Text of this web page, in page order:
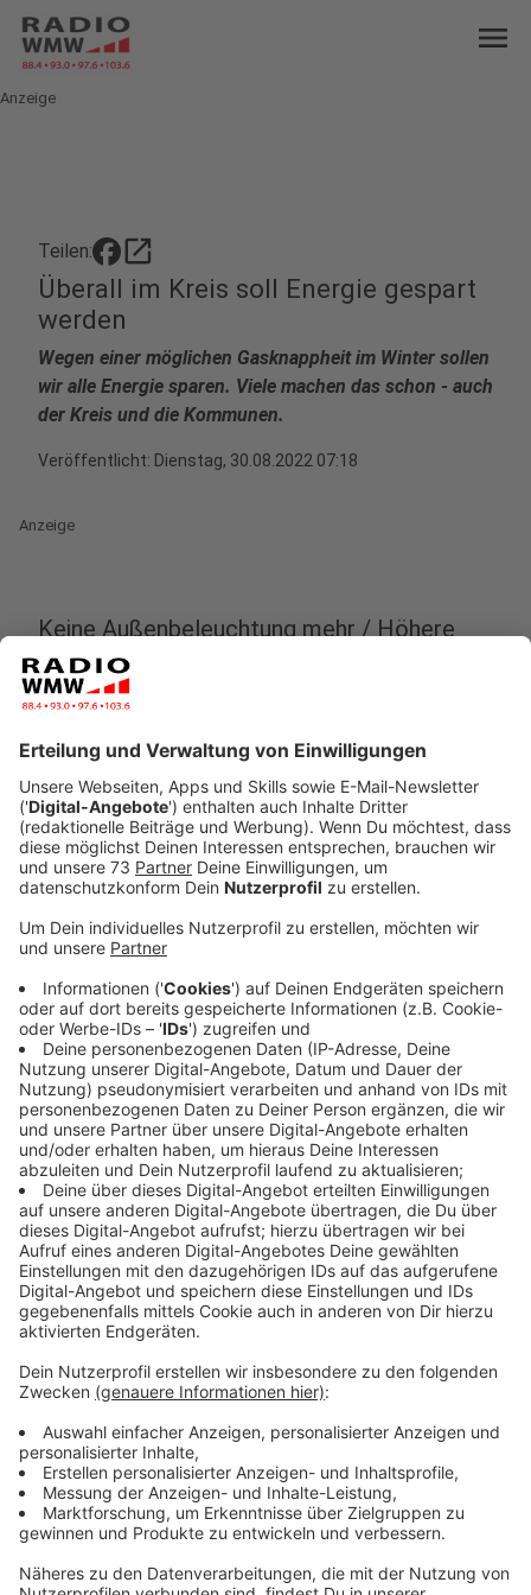
menu
Anzeige
Teilen: open_in_new
Überall im Kreis soll Energie gespart
werden
Wegen einer möglichen Gasknappheit im Winter sollen
wir alle Energie sparen. Viele machen das schon - auch
der Kreis und die Kommunen.
Veröffentlicht: Dienstag, 30.08.2022 07:18
Anzeige
Keine Außenbeleuchtung mehr / Höhere
Preise in Restaurants
Anzeige
So wird das Kreishaus in Borken nachts nicht mehr
angestrahlt. Auch das Rock- und Popmuseum in
Gronau verzichtet schon seit Mitte Juli auf die
Außenbeleuchtung. Und beim "KULT" in Vreden bleibt
nachts die Bodenbeleuchtung dunkel. Der Ahauser Rat
möchte seine konkreten Pläne in der heutigen Sitzung
(30. August 2022) offenlegen. Der Rat Raesfeld hat
das in zwei Wochen vor.
Der Landschaftsverband Westfalen-Lippe - kurz LWL
- diskutiert gerade, wie er in seinen 18 Museen Energie
einsparen kann. Die Außenbeleuchtung der Museen
könnte abgeschaltet, Klima-Anlagen in den Büros
runtergeregelt werden. Es wird auch überlegt, den
geplanten Ganzjahresbetrieb im Textilwerk in Bocholt
um mindestens zwei Jahre zu verschieben. Generell
könnte die Raumtemperatur in den
Ausstellungsräumen auf 19 Grad gesenkt werden. Für
die Exponate in den Ausstellungen wäre diese
Absenkung unproblematisch, sagt der LWL. Und einige
der LWL-Industriemuseen könnten zeitweise im Winter
schließen, ist auch angedacht.
Harbeck geht, müssen unsere Einzelhändler ab dem 1.
September ihre Leuchtreklame abends und nachts
ausschalten und die hell erleuchteten Schaufenster
dunkel lassen. Per Verordnung soll das jetzt geregelt
sieht das eher kritisch - gerade in Bezug auf